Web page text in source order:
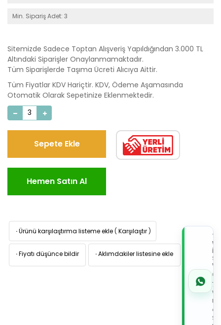
Min. Sipariş Adet: 3
Sitemizde Sadece Toptan Alışveriş Yapıldığından 3.000 TL
Altındaki Siparişler Onaylanmamaktadır.
Tüm Siparişlerde Taşıma Ücreti Alıcıya Aittir.
Tüm Fiyatlar KDV Hariçtir. KDV, Ödeme Aşamasında
Otomatik Olarak Sepetinize Eklenmektedir.
Sepete Ekle
Hemen Satın Al
·Ürünü karşılaştırma listeme ekle ( Karşılaştır )
·Fiyatı düşünce bildir ·Aklımdakiler listesine ekle
İLE
de